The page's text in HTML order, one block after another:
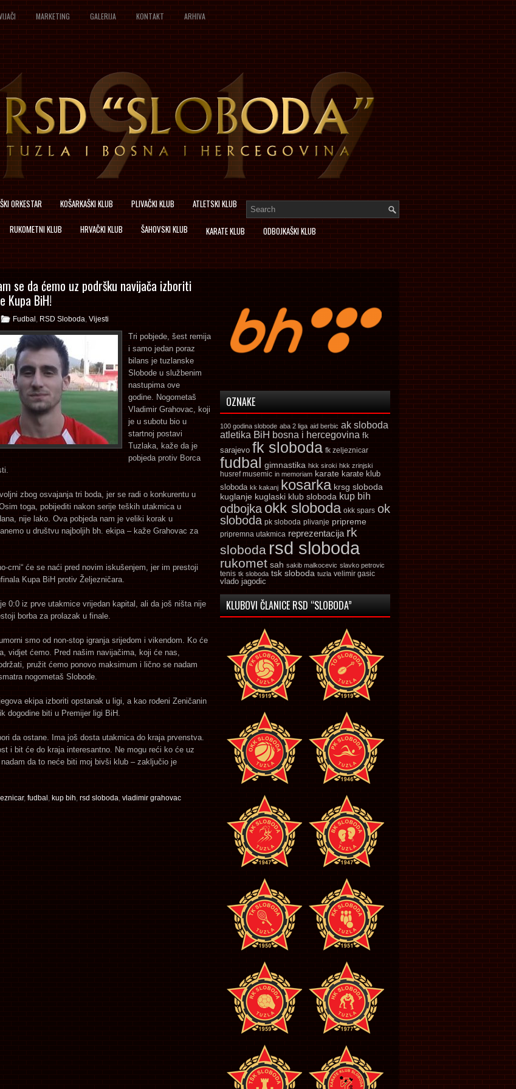
MARKETING GALERIJA KONTAKT ARHIVA
ORKESTAR KOŠARKAŠKI KLUB PLIVAČKI KLUB ATLETSKI KLUB
RUKOMETNI KLUB HRVAČKI KLUB ŠAHOVSKI KLUB KARATE KLUB ODBOJKAŠKI KLUB
se da ćemo uz podršku navijača izboriti
Kupa BiH!
Fudbal , RSD Sloboda, Vijesti
Tri pobjede, šest remija
i samo jedan poraz
bilans je tuzlanske
Slobode u službenim
nastupima ove
godine. Nogometaš
Vladimir Grahovac, koji
je u subotu bio u
startnoj postavi
Tuzlaka, kaže da je
pobjeda protiv Borca
zbog osvajanja tri boda, jer se radi o konkurentu u
toga, pobijediti nakon serije teških utakmica u
nije lako. Ova pobjeda nam je veliki korak u
u društvu najboljih bh. ekipa – kaže Grahovac za
crni“ će se naći pred novim iskušenjem, jer im prestoji
Kupa BiH protiv Željezničara.
0:0 iz prve utakmice vrijedan kapital, ali da još ništa nije
borba za prolazak u finale.
smo od non-stop igranja srijedom i vikendom. Ko će
vidjet ćemo. Pred našim navijačima, koji će nas,
pružit ćemo ponovo maksimum i lično se nadam
nogometaš Slobode.
ekipa izboriti opstanak u ligi, a kao rođeni Zeničanin
dogodine biti u Premijer ligi BiH.
da ostane. Ima još dosta utakmica do kraja prvenstva.
i bit će do kraja interesantno. Ne mogu reći ko će uz
da to neće biti moj bivši klub – zaključio je
, fudbal , kup bih, rsd sloboda, vladimir grahovac
OZNAKE
100 godina slobode aba 2 liga aid berbic ak sloboda
atletika BiH bosna i hercegovina fk
sarajevo fk sloboda fk zeljeznicar
fudbal gimnastika hkk siroki hkk zrinjski
husref musemic in memoriam karate karate klub
sloboda kk kakanj kosarka krsg sloboda
kuglanje kuglaski klub sloboda kup bih
odbojka okk sloboda okk spars ok
sloboda pk sloboda plivanje pripreme
pripremna utakmica reprezentacija rk
sloboda rsd sloboda
rukomet sah sakib malkocevic slavko petrovic
tenis tk sloboda tsk sloboda tuzla velimir gasic
vlado jagodic
KLUBOVI ČLANICE RSD “SLOBODA”